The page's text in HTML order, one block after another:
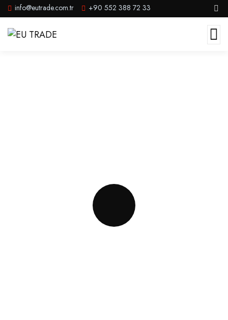
info@eutrade.com.tr +90 552 388 72 33